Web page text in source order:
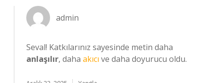
admin
Seval! Katkılarınız sayesinde metin daha
anlaşılır, daha akıcı ve daha doyurucu oldu.